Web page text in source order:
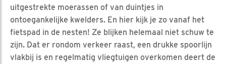
uitgestrekte moerassen of van duintjes in
ontoegankelijke kwelders. En hier kijk je zo vanaf het
fietspad in de nesten! Ze blijken helemaal niet schuw te
zijn. Dat er rondom verkeer raast, een drukke spoorlijn
vlakbij is en regelmatig vliegtuigen overkomen deert de